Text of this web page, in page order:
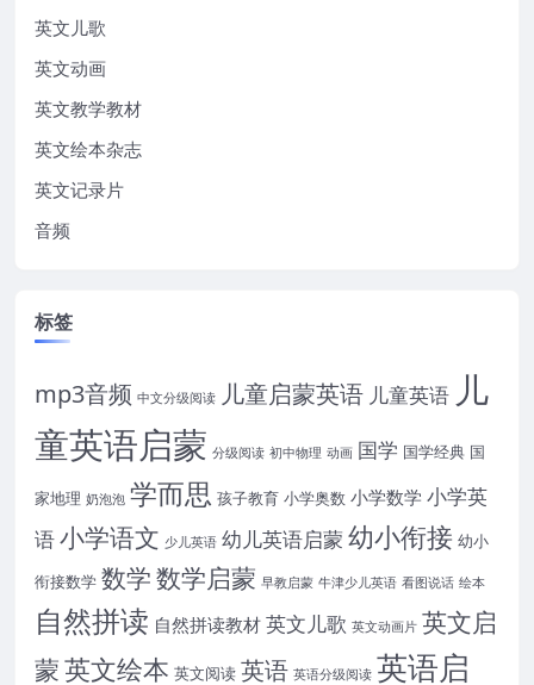
英文儿歌
英文动画
英文教学教材
英文绘本杂志
英文记录片
音频
标签
mp3音频 中文分级阅读 儿童启蒙英语 儿童英语 儿
童英语启蒙 分级阅读 初中物理 动画 国学 国学经典 国
家地理 奶泡泡 学而思 孩子教育 小学奥数 小学数学 小学英
语小学语文 少儿英语 幼儿英语启蒙幼小衔接 幼小
衔接数学 数学数学启蒙 早教启蒙 牛津少儿英语 看图说话 绘本
自然拼读 自然拼读教材英文儿歌 英文动画片 英文启
蒙英文绘本 英文阅读 英语 英语分级阅读 英语启